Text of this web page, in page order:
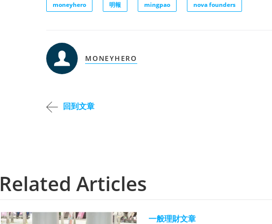
moneyhero 明報 mingpao nova founders
MONEYHERO
回到文章
Related Articles
一般理財文章